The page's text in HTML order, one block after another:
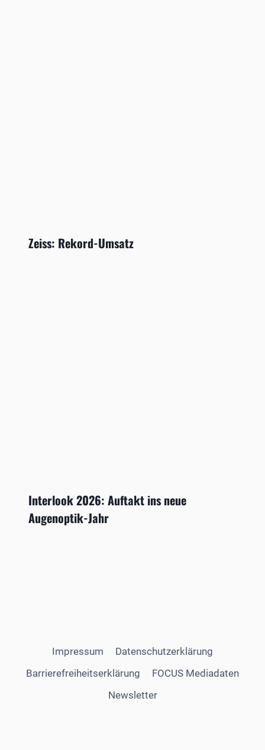
Zeiss: Rekord-Umsatz
Interlook 2026: Auftakt ins neue
Augenoptik-Jahr
Impressum
Datenschutzerklärung
Barrierefreiheitserklärung
FOCUS Mediadaten
Newsletter